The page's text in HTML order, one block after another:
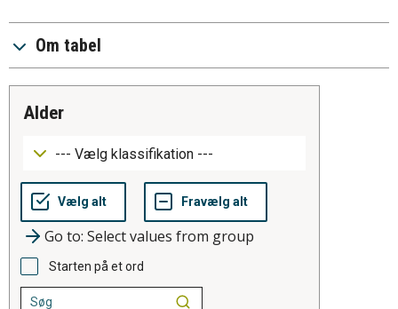
Om tabel
alder
Go to: Select values from group
Starten på et ord